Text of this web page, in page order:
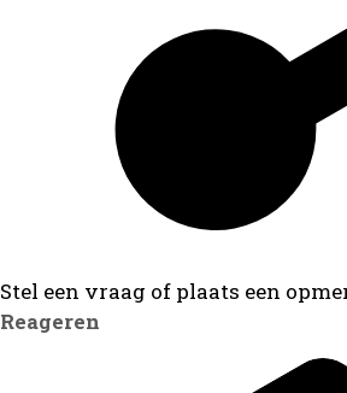
Stel een vraag of plaats een
Reageren